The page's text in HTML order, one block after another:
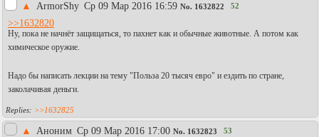
▲ АrmоrShy Ср 09 Мар 2016 16:59 No. 1632822 52
>>1632820
Ну, пока не начнёт защищаться, то пахнет как и обычные животные. А потом как
химическое оружие.
Надо бы написать лекции на тему "Польза 20 тысяч евро" и ездить по стране,
заколачивая деньги.
>>1632825
▲ Аноним Ср 09 Мар 2016 17:00 No. 1632823 53